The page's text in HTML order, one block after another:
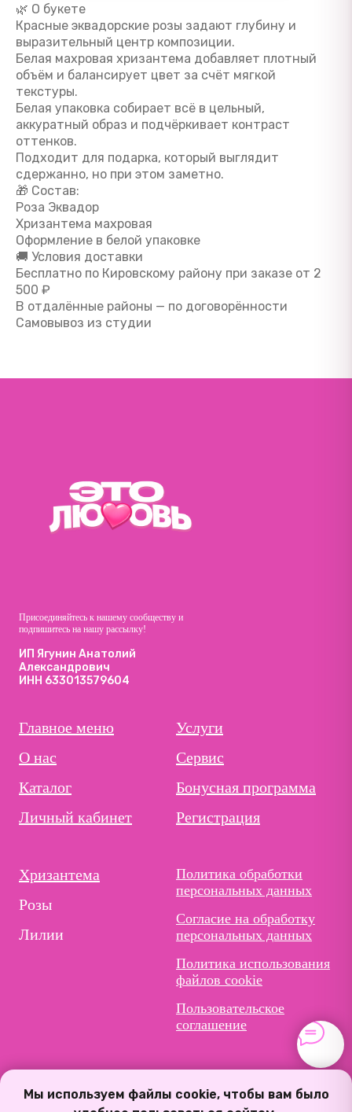
Мы используем файлы cookie, чтобы вам было
🌿 О букете
Красные эквадорские розы задают глубину и
выразительный центр композиции.
Белая махровая хризантема добавляет плотный
объём и балансирует цвет за счёт мягкой
текстуры.
Белая упаковка собирает всё в цельный,
аккуратный образ и подчёркивает контраст
оттенков.
Подходит для подарка, который выглядит
сдержанно, но при этом заметно.
🎁 Состав:
Роза Эквадор
Хризантема махровая
Оформление в белой упаковке
🚚 Условия доставки
Бесплатно по Кировскому району при заказе от 2
500 ₽
В отдалённые районы — по договорённости
Самовывоз из студии
Присоединяйтесь к нашему сообществу и
подпишитесь на нашу рассылку!
ИП Ягунин Анатолий
Александрович
ИНН 633013579604
Главное меню
О нас
Каталог
Личный кабинет
Услуги
Сервис
Бонусная программа
Регистрация
Хризантема
Розы
Лилии
Политика обработки
персональных данных
Согласие на обработку
персональных данных
Политика использования
файлов cookie
Пользовательское
соглашение